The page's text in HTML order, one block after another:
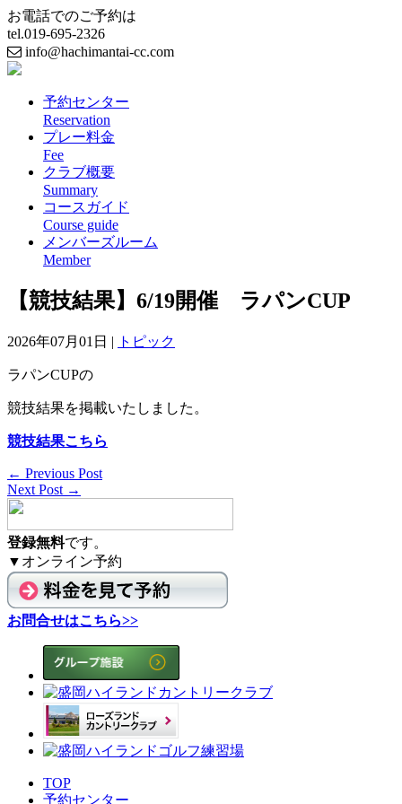
お電話でのご予約は
tel.019-695-2326
info@hachimantai-cc.com
予約センター
Reservation
プレー料金
Fee
クラブ概要
Summary
コースガイド
Course guide
メンバーズルーム
Member
【競技結果】6/19開催 ラパンCUP
2026年07月01日 | トピック
ラパンCUPの
競技結果を掲載いたしました。
競技結果こちら
← Previous Post
Next Post →
登録無料です。
▼オンライン予約
お問合せはこちら>>
TOP
予約センター